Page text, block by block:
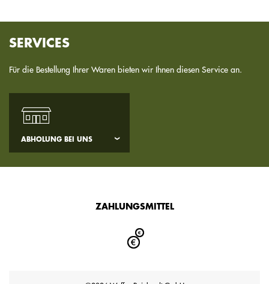
SERVICES
Für die Bestellung Ihrer Waren bieten wir Ihnen diesen Service an.
ABHOLUNG BEI UNS
ZAHLUNGSMITTEL